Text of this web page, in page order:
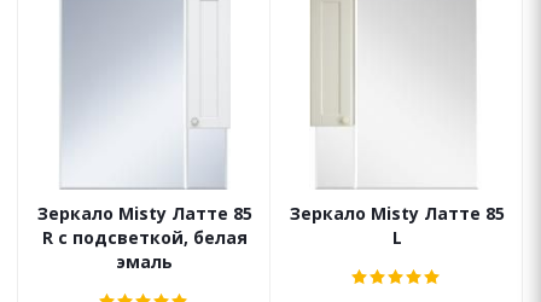
Зеркало Misty Латте 85
R c подсветкой, белая
эмаль
Зеркало Misty Латте 85
L